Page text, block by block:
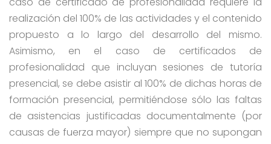
realización del 100% de las actividades y el contenido
propuesto a lo largo del desarrollo del mismo.
Asimismo, en el caso de certificados de
profesionalidad que incluyan sesiones de tutoría
presencial, se debe asistir al 100% de dichas horas de
formación presencial, permitiéndose sólo las faltas
de asistencias justificadas documentalmente (por
causas de fuerza mayor) siempre que no supongan